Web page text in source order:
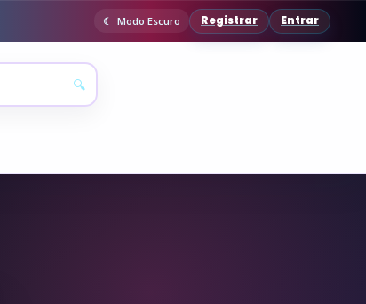
Modo Escuro Registrar Entrar
🔍